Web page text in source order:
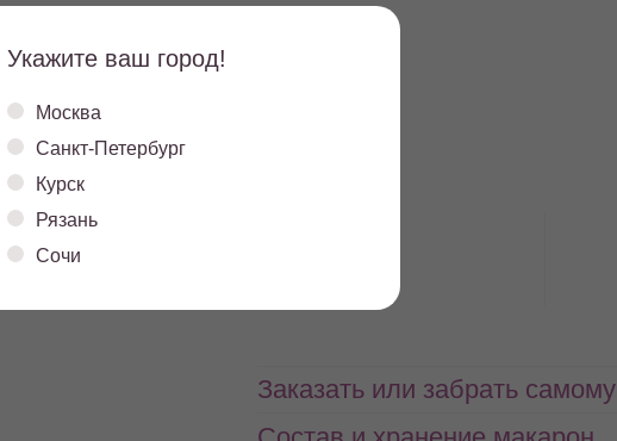
5.3
Заказать или забрать самому
Укажите ваш город!
Москва
Санкт-Петербург
Курск
Рязань
Сочи